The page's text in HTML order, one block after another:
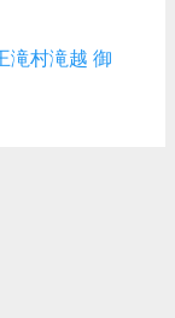
めた山行でし
と違うのがま
滝村滝越 御